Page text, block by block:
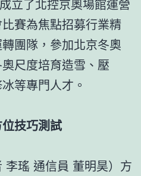
立了北控京奧場館運營
賽為焦點招募行業精
團隊，參加北京冬奧
尺度培育造雪、壓
等專門人才。
技巧測試
瑤 通信員 董明昊）方